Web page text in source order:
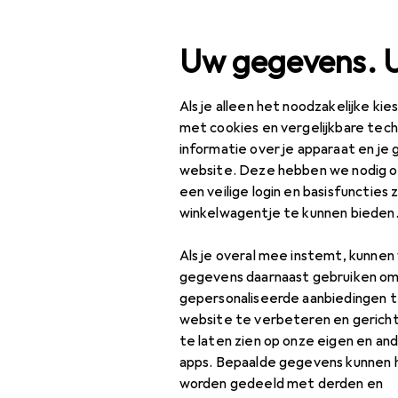
Uw gegevens.
Als je alleen het noodzakelijke
met cookies en vergelijkbare
informatie over je apparaat en je
website. Deze hebben we nodig
een veilige login en basisfuncties
winkelwagentje te kunnen bieden.
Als je overal mee instemt,
gegevens daarnaast gebruiken
gepersonaliseerde aanbiedingen
website te verbeteren en
te laten zien op onze eigen en
apps. Bepaalde gegevens kunnen
worden gedeeld met derden en
Productassortiment
Accessoires
Vind passende